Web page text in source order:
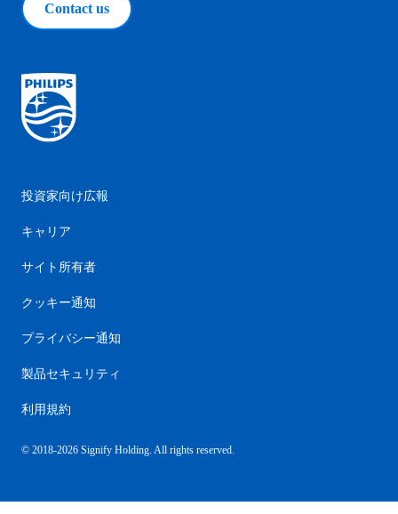
Contact us
投資家向け広報
キャリア
サイト所有者
クッキー通知
プライバシー通知
製品セキュリティ
利用規約
© 2018-2026 Signify Holding. All rights reserved.